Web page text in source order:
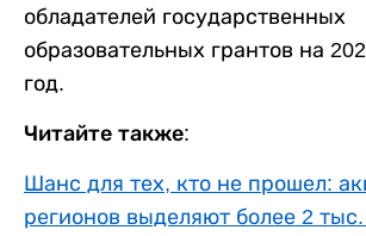
обладателей государственных
образовательных грантов на
год.
Читайте также:
Шанс для тех, кто не прошел:
регионов выделяют более 2 тыс.